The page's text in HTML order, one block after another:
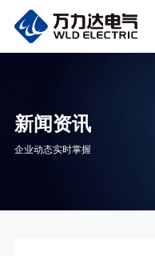
新闻资讯
企业动态实时掌握